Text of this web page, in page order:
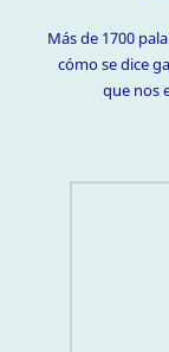
Más de 1700
cómo se dice
que nos